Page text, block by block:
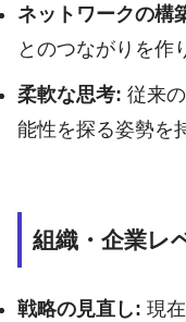
ネットワークの構
とのつながりを作
柔軟な思考: 従来
能性を探る姿勢を
組織・企業レ
戦略の見直し: 現